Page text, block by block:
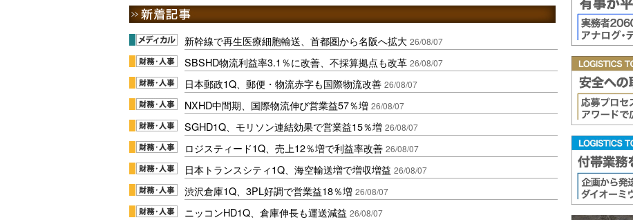
新幹線で再生医療細胞輸送、首都圏から名阪へ拡大 26/08/07
SBSHD物流利益率3.1％に改善、不採算拠点も改革 26/08/07
日本郵政1Q、郵便・物流赤字も国際物流改善 26/08/07
NXHD中間期、国際物流伸び営業益57％増 26/08/07
SGHD1Q、モリソン連結効果で営業益15％増 26/08/07
ロジスティード1Q、売上12％増で利益率改善 26/08/07
日本トランスシティ1Q、海空輸送増で増収増益 26/08/07
渋沢倉庫1Q、3PL好調で営業益18％増 26/08/07
ニッコンHD1Q、倉庫伸長も運送減益 26/08/07